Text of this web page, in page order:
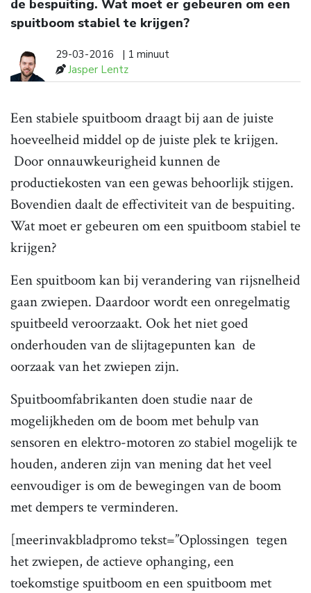
de bespuiting. Wat moet er gebeuren om een
spuitboom stabiel te krijgen?
29-03-2016
| 1 minuut
Jasper Lentz
Een stabiele spuitboom draagt bij aan de juiste
hoeveelheid middel op de juiste plek te krijgen.
Door onnauwkeurigheid kunnen de
productiekosten van een gewas behoorlijk stijgen.
Bovendien daalt de effectiviteit van de bespuiting.
Wat moet er gebeuren om een spuitboom stabiel te
krijgen?
Een spuitboom kan bij verandering van rijsnelheid
gaan zwiepen. Daardoor wordt een onregelmatig
spuitbeeld veroorzaakt. Ook het niet goed
onderhouden van de slijtagepunten kan de
oorzaak van het zwiepen zijn.
Spuitboomfabrikanten doen studie naar de
mogelijkheden om de boom met behulp van
sensoren en elektro-motoren zo stabiel mogelijk te
houden, anderen zijn van mening dat het veel
eenvoudiger is om de bewegingen van de boom
met dempers te verminderen.
[meerinvakbladpromo tekst=”Oplossingen tegen
het zwiepen, de actieve ophanging, een
toekomstige spuitboom en een spuitboom met